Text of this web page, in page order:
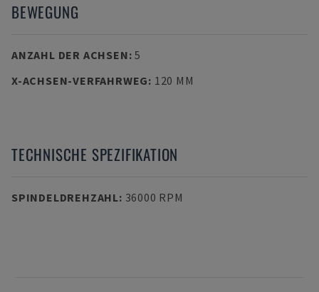
BEWEGUNG
ANZAHL DER ACHSEN:5
X-ACHSEN-VERFAHRWEG: 120 MM
TECHNISCHE SPEZIFIKATION
SPINDELDREHZAHL: 36000 RPM